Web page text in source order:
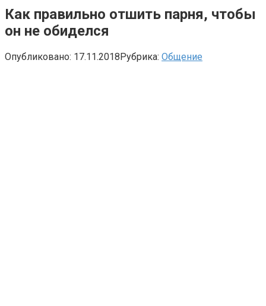
Как правильно отшить парня, чтобы
он не обиделся
Опубликовано: 17.11.2018Рубрика: Общение